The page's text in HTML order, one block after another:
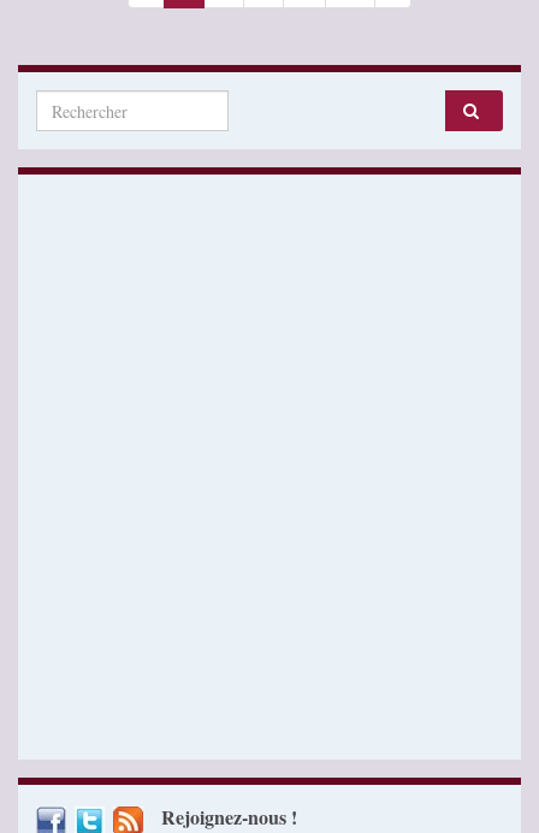
Search for:
Rejoignez-nous !